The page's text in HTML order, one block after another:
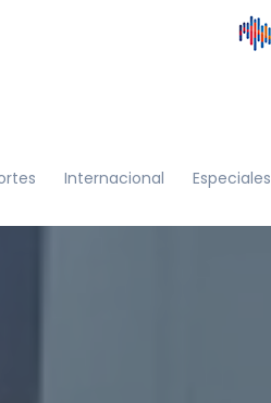
Internacional Especiales